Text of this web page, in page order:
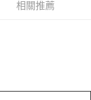
相關推薦